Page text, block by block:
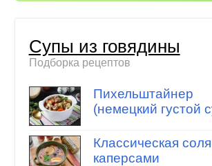
Супы из говядины
Подборка рецептов
Пихельштайнер
(немецкий густой
Классическая
каперсами